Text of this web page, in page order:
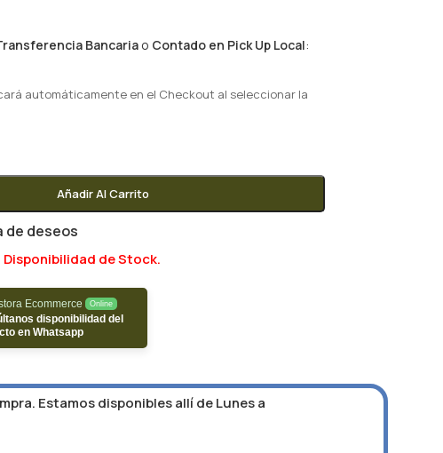
Bancaria o Contado en Pick Up Local:
automáticamente en el Checkout al seleccionar la
Añadir Al Carrito
de deseos
de Stock.
Ecommerce Online
disponibilidad del
en Whatsapp
Estamos disponibles allí de Lunes a